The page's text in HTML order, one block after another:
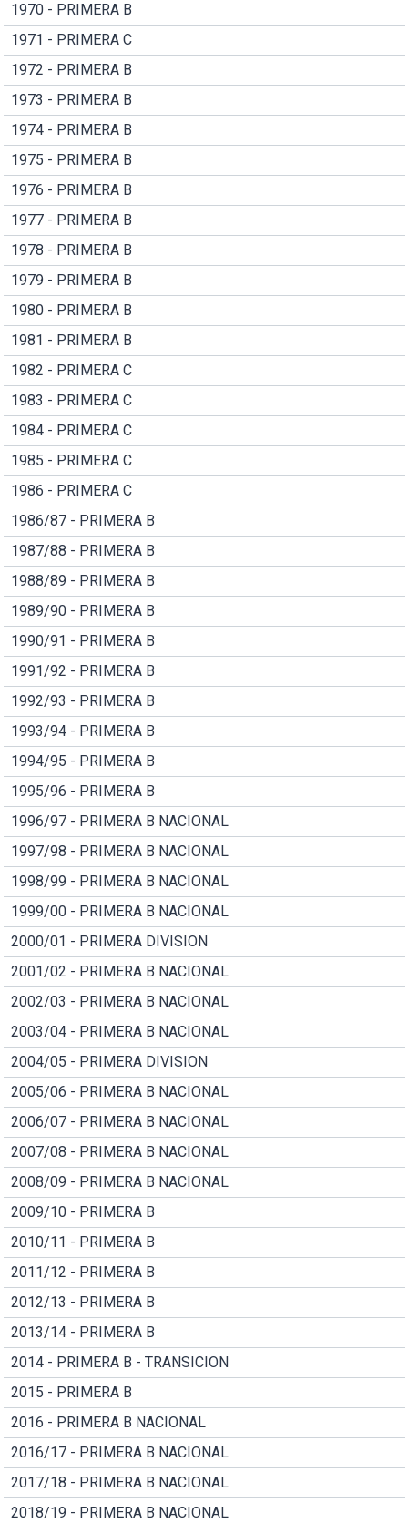
1970 - PRIMERA B
1971 - PRIMERA C
1972 - PRIMERA B
1973 - PRIMERA B
1974 - PRIMERA B
1975 - PRIMERA B
1976 - PRIMERA B
1977 - PRIMERA B
1978 - PRIMERA B
1979 - PRIMERA B
1980 - PRIMERA B
1981 - PRIMERA B
1982 - PRIMERA C
1983 - PRIMERA C
1984 - PRIMERA C
1985 - PRIMERA C
1986 - PRIMERA C
1986/87 - PRIMERA B
1987/88 - PRIMERA B
1988/89 - PRIMERA B
1989/90 - PRIMERA B
1990/91 - PRIMERA B
1991/92 - PRIMERA B
1992/93 - PRIMERA B
1993/94 - PRIMERA B
1994/95 - PRIMERA B
1995/96 - PRIMERA B
1996/97 - PRIMERA B NACIONAL
1997/98 - PRIMERA B NACIONAL
1998/99 - PRIMERA B NACIONAL
1999/00 - PRIMERA B NACIONAL
2000/01 - PRIMERA DIVISION
2001/02 - PRIMERA B NACIONAL
2002/03 - PRIMERA B NACIONAL
2003/04 - PRIMERA B NACIONAL
2004/05 - PRIMERA DIVISION
2005/06 - PRIMERA B NACIONAL
2006/07 - PRIMERA B NACIONAL
2007/08 - PRIMERA B NACIONAL
2008/09 - PRIMERA B NACIONAL
2009/10 - PRIMERA B
2010/11 - PRIMERA B
2011/12 - PRIMERA B
2012/13 - PRIMERA B
2013/14 - PRIMERA B
2014 - PRIMERA B - TRANSICION
2015 - PRIMERA B
2016 - PRIMERA B NACIONAL
2016/17 - PRIMERA B NACIONAL
2017/18 - PRIMERA B NACIONAL
2018/19 - PRIMERA B NACIONAL